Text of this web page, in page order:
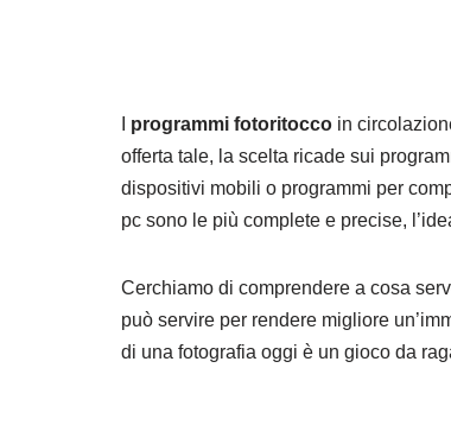
programmi fotoritocco in
offerta tale, la scelta ricade sui
dispositivi mobili o programmi per
pc sono le più complete e precise,
Cerchiamo di comprendere a cosa
può servire per rendere migliore
di una fotografia oggi è un gioco da